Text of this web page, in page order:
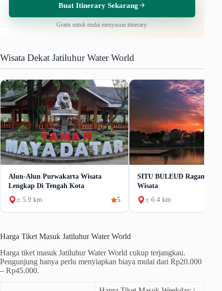
Buat Itinerary Sekarang
Gratis untuk mulai menyusun itinerary.
Wisata Dekat Jatiluhur Water World
Alun-Alun Purwakarta Wisata
Lengkap Di Tengah Kota
± 5.9 km
5
SITU BULEUD Ragam
Wisata
± 6.4 km
Harga Tiket Masuk Jatiluhur Water World
Harga tiket masuk Jatiluhur Water World cukup terjangkau.
Pengunjung hanya perlu menyiapkan biaya mulai dari Rp20.000
– Rp45.000.